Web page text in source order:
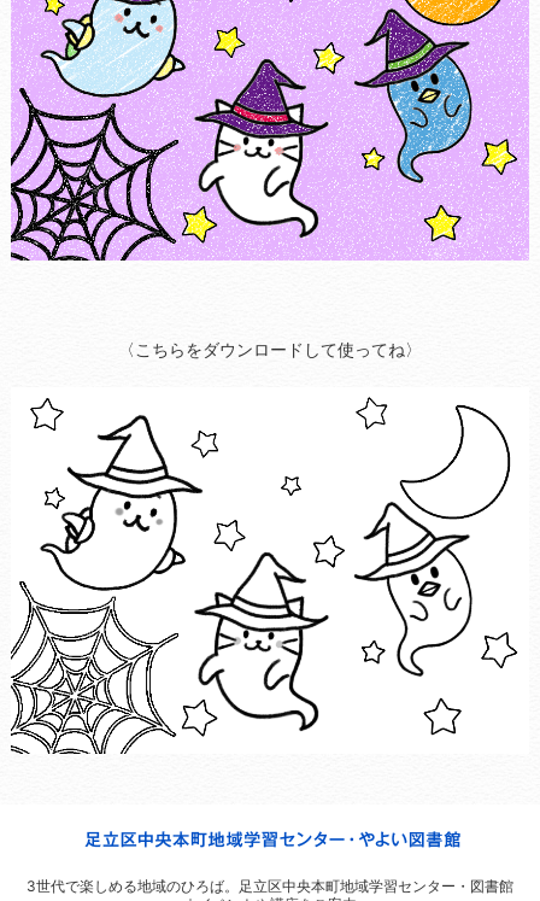
〈こちらをダウンロードして使ってね〉
3世代で楽しめる地域のひろば。
足立区中央本町地域学習センター・図書館